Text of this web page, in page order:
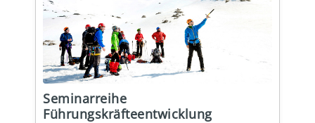
Seminarreihe
Führungskräfteentwicklung